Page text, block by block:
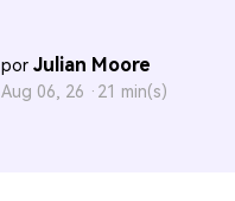
por Julian Moore
Aug 06, 26 · 21 min(s)